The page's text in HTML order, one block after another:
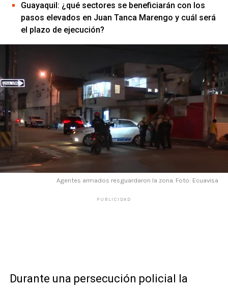
Guayaquil: ¿qué sectores se beneficiarán con los
pasos elevados en Juan Tanca Marengo y cuál será
el plazo de ejecución?
Agentes armados resguardaron la zona. Foto: Ecuavisa
PUBLICIDAD
Durante una persecución policial la